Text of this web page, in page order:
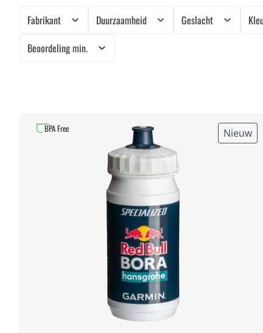
Fabrikant Duurzaamheid Geslacht
Beoordeling min.
Nieuw
BPA Free